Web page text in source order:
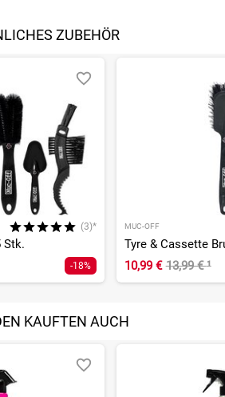
ZUBEHÖR
(3)*
Stk.
-18%
MUC-OFF
10,99 € 13,99 €¹
KAUFTEN AUCH